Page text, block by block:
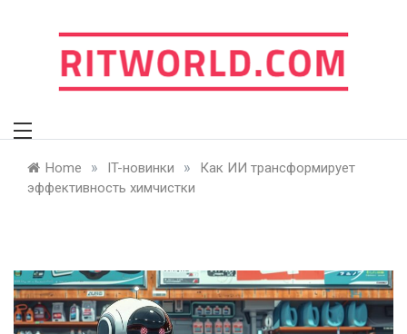
ritworld.com
Home » IT-новинки »
Как ИИ трансформирует
эффективность химчистки